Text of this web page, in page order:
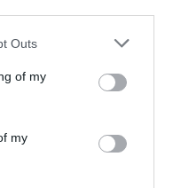
Outs
of my
my